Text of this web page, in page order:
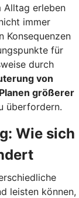
Alltag erleben
immer
Konsequenzen
für
durch
von
größerer
überfordern.
Wie sich
leisten können,